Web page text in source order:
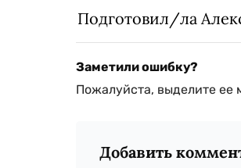
Подготовил/ла
Заметили ошибку?
Пожалуйста, выделите
Добавить